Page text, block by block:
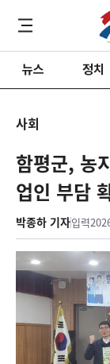
뉴스 정치
사회
함평군, 농
업인 부담
박종하 기자입력